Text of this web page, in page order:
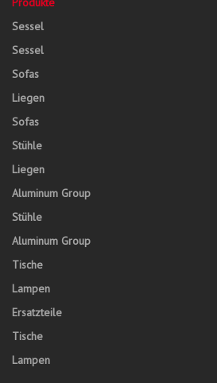
Sessel
Sessel
Sofas
Liegen
Sofas
Stühle
Liegen
Aluminum Group
Stühle
Aluminum Group
Tische
Lampen
Ersatzteile
Tische
Lampen